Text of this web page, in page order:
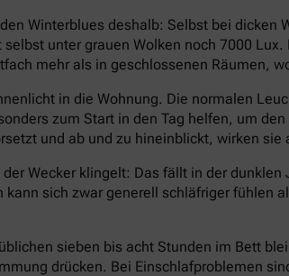
Winterblues deshalb: Selbst bei
unter grauen Wolken noch 7000
mehr als in geschlossenen Räumen,
in die Wohnung. Die normalen
zum Start in den Tag helfen, um
und ab und zu hineinblickt, wirken sie
Wecker klingelt: Das fällt in der
kann sich zwar generell schläfriger fühlen
sieben bis acht Stunden im Bett
drücken. Bei Einschlafproblemen